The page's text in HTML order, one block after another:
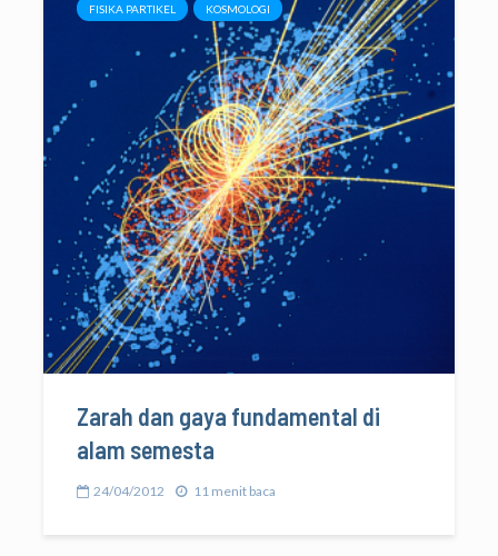
FISIKA PARTIKEL KOSMOLOGI
Zarah dan gaya fundamental di
alam semesta
24/04/2012 11 menit baca